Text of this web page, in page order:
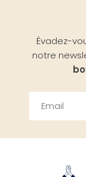
Évadez-
notre